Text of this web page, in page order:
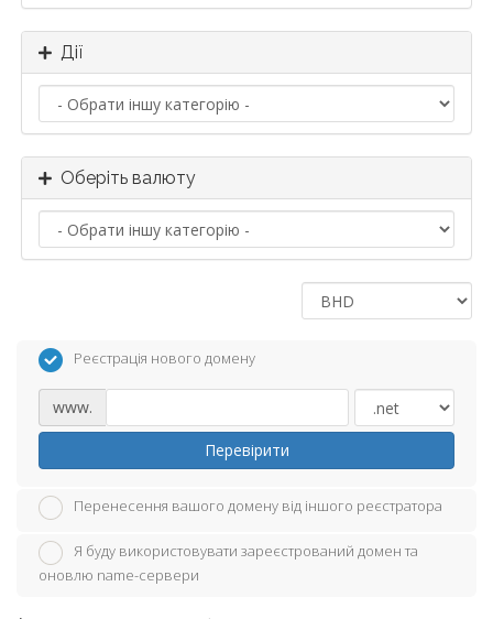
Дії
Оберіть валюту
Реєстрація нового домену
www.
Перевірити
Перенесення вашого домену від іншого реєстратора
Я буду використовувати зареєстрований домен та
оновлю name-сервери